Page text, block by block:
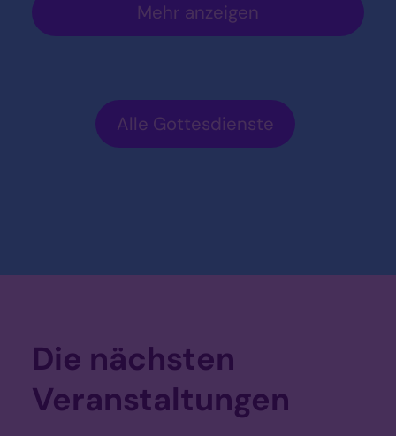
Mehr anzeigen
Alle Gottesdienste
Die nächsten
Veranstaltungen